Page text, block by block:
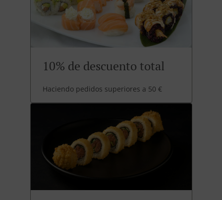
10% de descuento total
Haciendo pedidos superiores a 50 €